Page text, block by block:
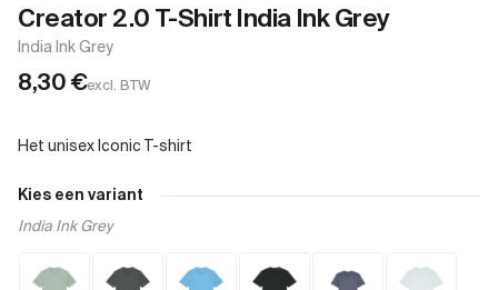
Creator 2.0 T-Shirt India Ink Grey
India Ink Grey
8,30€excl. BTW
Kies een variant
India Ink Grey